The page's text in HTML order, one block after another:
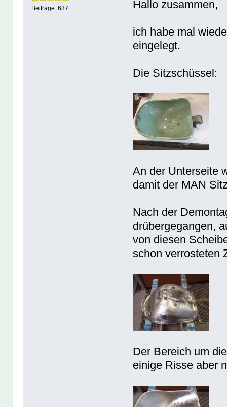
Beiträge: 637 Hallo zusammen,
ich habe mal
eingelegt.
Die Sitzschüssel:
An der Unterseite
damit der MAN
Nach der
drübergegangen,
von diesen
schon verrosteten
Der Bereich um
einige Risse aber